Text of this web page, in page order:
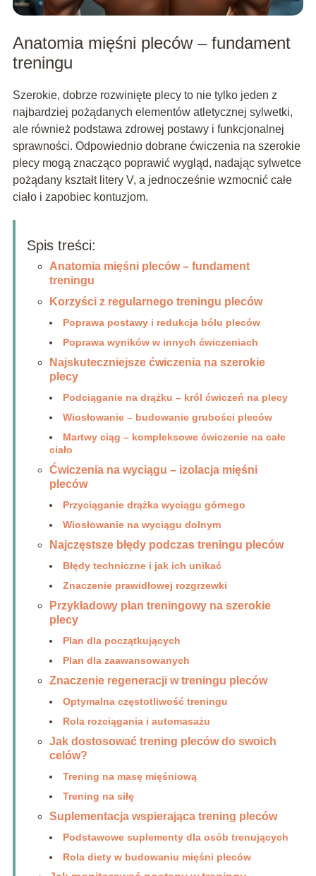
Anatomia mięśni pleców – fundament
treningu
Szerokie, dobrze rozwinięte plecy to nie tylko jeden z
najbardziej pożądanych elementów atletycznej sylwetki,
ale również podstawa zdrowej postawy i funkcjonalnej
sprawności. Odpowiednio dobrane ćwiczenia na szerokie
plecy mogą znacząco poprawić wygląd, nadając sylwetce
pożądany kształt litery V, a jednocześnie wzmocnić całe
ciało i zapobiec kontuzjom.
Spis treści:
Anatomia mięśni pleców – fundament
treningu
Korzyści z regularnego treningu pleców
Poprawa postawy i redukcja bólu pleców
Poprawa wyników w innych ćwiczeniach
Najskuteczniejsze ćwiczenia na szerokie
plecy
Podciąganie na drążku – król ćwiczeń na plecy
Wiosłowanie – budowanie grubości pleców
Martwy ciąg – kompleksowe ćwiczenie na całe
ciało
Ćwiczenia na wyciągu – izolacja mięśni
pleców
Przyciąganie drążka wyciągu górnego
Wiosłowanie na wyciągu dolnym
Najczęstsze błędy podczas treningu pleców
Błędy techniczne i jak ich unikać
Znaczenie prawidłowej rozgrzewki
Przykładowy plan treningowy na szerokie
plecy
Plan dla początkujących
Plan dla zaawansowanych
Znaczenie regeneracji w treningu pleców
Optymalna częstotliwość treningu
Rola rozciągania i automasażu
Jak dostosować trening pleców do swoich
celów?
Trening na masę mięśniową
Trening na siłę
Suplementacja wspierająca trening pleców
Podstawowe suplementy dla osób trenujących
Rola diety w budowaniu mięśni pleców